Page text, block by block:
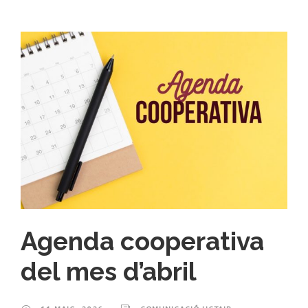
Agenda cooperativa
del mes d’abril